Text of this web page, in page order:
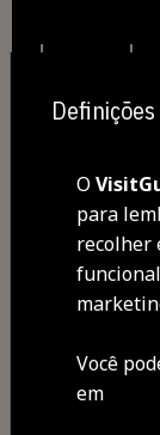
visitar
sentir
O
para
recolher
Você
em